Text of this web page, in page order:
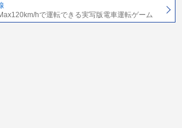
hで運転できる実写版電車運転ゲーム